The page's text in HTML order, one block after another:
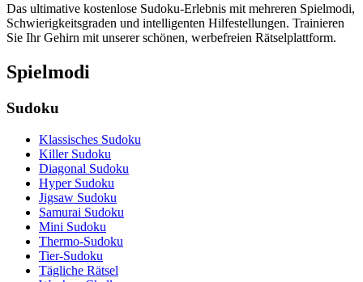
Das ultimative kostenlose Sudoku-Erlebnis mit mehreren Spielmodi,
Schwierigkeitsgraden und intelligenten Hilfestellungen. Trainieren
Sie Ihr Gehirn mit unserer schönen, werbefreien Rätselplattform.
Spielmodi
Sudoku
Klassisches Sudoku
Killer Sudoku
Diagonal Sudoku
Hyper Sudoku
Jigsaw Sudoku
Samurai Sudoku
Mini Sudoku
Thermo-Sudoku
Tier-Sudoku
Tägliche Rätsel